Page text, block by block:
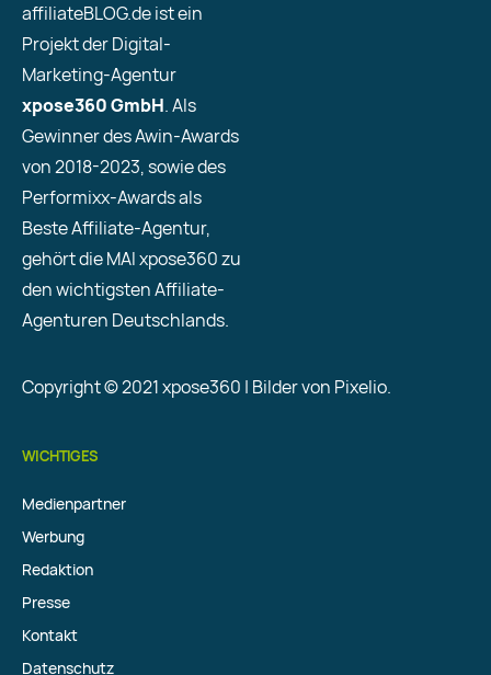
affiliateBLOG.de ist ein
Projekt der Digital-
Marketing-Agentur
xpose360 GmbH. Als
Gewinner des Awin-Awards
von 2018-2023, sowie des
Performixx-Awards als
Beste Affiliate-Agentur,
gehört die MAI xpose360 zu
den wichtigsten Affiliate-
Agenturen Deutschlands.
Copyright © 2021 xpose360 | Bilder von Pixelio.
WICHTIGES
Medienpartner
Werbung
Redaktion
Presse
Kontakt
Datenschutz